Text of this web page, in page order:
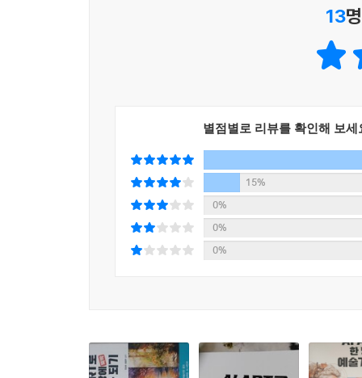
미드저니에 대한 정확한 지식이 있어야 해서 공
대로 이 책의 목적은 AI 기술이 어떻게 예술 창작
것입니다. 소수의 예술가들만이 가진 창의력과
예술가로서의 꿈을 갖고 있는 많은 이들에게
이야기하고자 합니다. 아울러 AI를 통해 예술의
되기를 소망합니다. AI Art는 예술 분야에서 우리
13
별점별로 리뷰를 확인해 보세
15%
0%
0%
0%